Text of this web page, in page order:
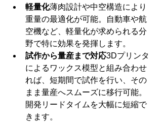
軽量化薄肉設計や中空構造により
重量の最適化が可能。自動車や航
空機など、軽量化が求められる分
野で特に効果を発揮します。
試作から量産まで対応3Dプリンタ
によるワックス模型と組み合わせ
れば、短期間で試作を行い、その
まま量産へスムーズに移行可能。
開発リードタイムを大幅に短縮で
きます。